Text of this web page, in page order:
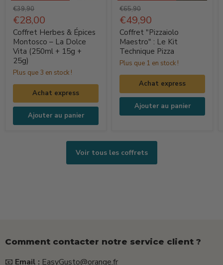
Coffret
Herbes
&
Épices
Montosco
–
La
Vita
(250ml
+
Prix
d'origine
€39,90
Prix
actuel
€28,00
Coffret Herbes & Épices
Montosco – La Dolce
Vita (250ml + 15g +
25g)
Plus que 3 en stock !
Achat express
Ajouter au panier
Coffret
"Pizzaiolo
Maestro"
Le
Kit
Technique
Pizza
Prix
d'origine
€65,90
Prix
actuel
€49,90
Coffret "Pizzaiolo
Maestro" : Le Kit
Technique Pizza
Plus que 1 en stock !
Achat express
Ajouter au panier
Voir tous les coffrets
Comment contacter notre service client ?
📧 Email : EasyGusto@orange.fr